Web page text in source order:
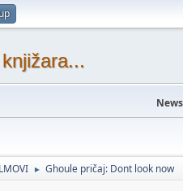
► Ghoule pričaj: Dont look now